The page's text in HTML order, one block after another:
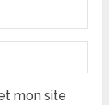
mon site